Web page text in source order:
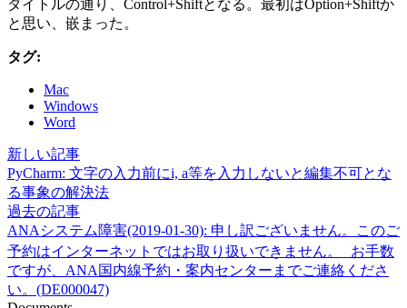
タイトルの通り、Control+Shiftとなる。最初はOption+Shiftか
と思い、嵌まった。
タグ:
Mac
Windows
Word
新しい記事
PyCharm: 文字の入力前にi, a等を入力しないと編集不可とな
る事象の解決法
過去の記事
ANAシステム障害(2019-01-30): 申し訳ございません。このご
予約はインターネットではお取り扱いできません。 お手数
ですが、ANA国内線予約・案内センターまでご連絡くださ
い。(DE000047)